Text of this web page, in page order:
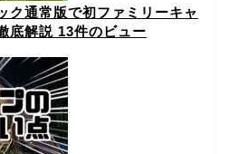
ク通常版で初ファミリーキャ
底解説 13件のビュー